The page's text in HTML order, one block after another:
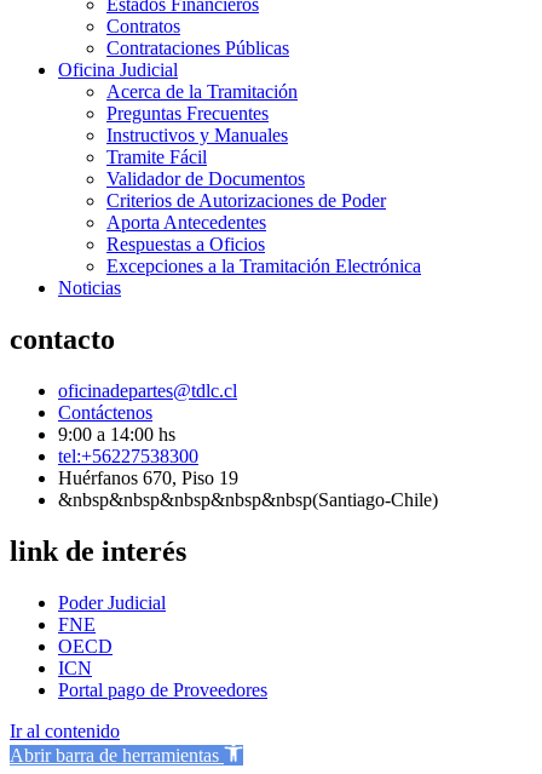
Estados Financieros
Contratos
Contrataciones Públicas
Oficina Judicial
Acerca de la Tramitación
Preguntas Frecuentes
Instructivos y Manuales
Tramite Fácil
Validador de Documentos
Criterios de Autorizaciones de Poder
Aporta Antecedentes
Respuestas a Oficios
Excepciones a la Tramitación Electrónica
Noticias
contacto
oficinadepartes@tdlc.cl
Contáctenos
9:00 a 14:00 hs
tel:+56227538300
Huérfanos 670, Piso 19
&nbsp&nbsp&nbsp&nbsp&nbsp(Santiago-Chile)
link de interés
Poder Judicial
FNE
OECD
ICN
Portal pago de Proveedores
Ir al contenido
Abrir barra de herramientas